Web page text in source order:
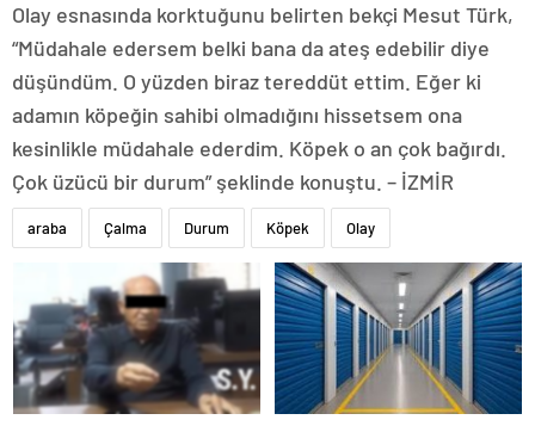
Olay esnasında korktuğunu belirten bekçi Mesut Türk,
“Müdahale edersem belki bana da ateş edebilir diye
düşündüm. O yüzden biraz tereddüt ettim. Eğer ki
adamın köpeğin sahibi olmadığını hissetsem ona
kesinlikle müdahale ederdim. Köpek o an çok bağırdı.
Çok üzücü bir durum” şeklinde konuştu. – İZMİR
araba Çalma Durum Köpek Olay